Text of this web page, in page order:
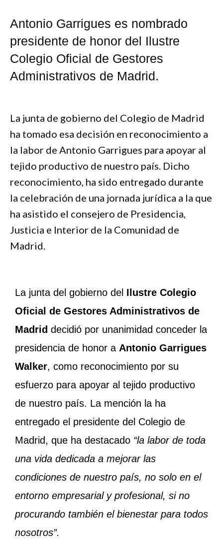
Antonio Garrigues es nombrado
presidente de honor del Ilustre
Colegio Oficial de Gestores
Administrativos de Madrid.
La junta de gobierno del Colegio de Madrid
ha tomado esa decisión en reconocimiento a
la labor de Antonio Garrigues para apoyar al
tejido productivo de nuestro país. Dicho
reconocimiento, ha sido entregado durante
la celebración de una jornada jurídica a la que
ha asistido el consejero de Presidencia,
Justicia e Interior de la Comunidad de
Madrid.
La junta del gobierno del Ilustre Colegio
Oficial de Gestores Administrativos de
Madrid decidió por unanimidad conceder la
presidencia de honor a Antonio Garrigues
Walker, como reconocimiento por su
esfuerzo para apoyar al tejido productivo
de nuestro país. La mención la ha
entregado el presidente del Colegio de
Madrid, que ha destacado “la labor de toda
una vida dedicada a mejorar las
condiciones de nuestro país, no solo en el
entorno empresarial y profesional, si no
procurando también el bienestar para todos
nosotros”.